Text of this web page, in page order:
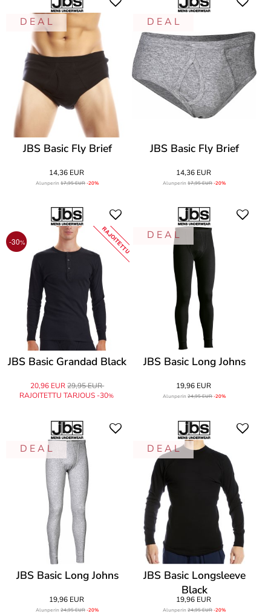
D E A L
JBS Basic Fly Brief
14,36 EUR
Alunperin17,95 EUR-20%
D E A L
JBS Basic Fly Brief
14,36 EUR
Alunperin17,95 EUR-20%
-30% RAJOITETTU
JBS Basic Grandad Black
20,96 EUR29,95 EUR
RAJOITETTU TARJOUS -30%
D E A L
JBS Basic Long Johns
19,96 EUR
Alunperin24,95 EUR-20%
D E A L
JBS Basic Long Johns
19,96 EUR
Alunperin24,95 EUR-20%
D E A L
JBS Basic Longsleeve
Black
19,96 EUR
Alunperin24,95 EUR-20%